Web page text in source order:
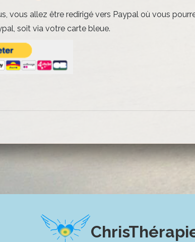
vous allez être redirigé vers Paypal où vous
soit via votre carte bleue.